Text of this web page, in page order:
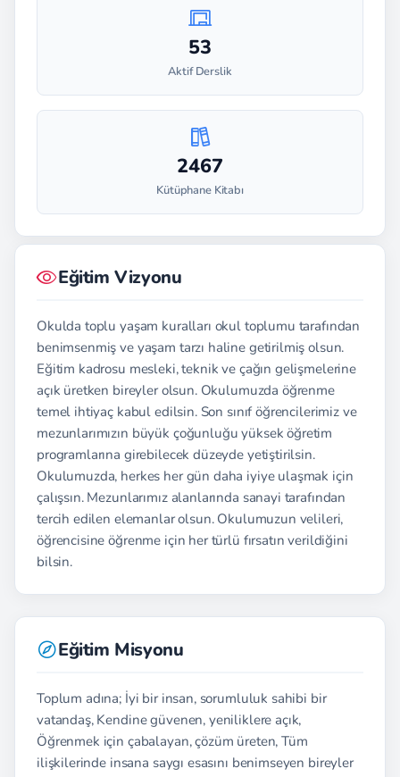
53
Aktif Derslik
2467
Kütüphane Kitabı
Eğitim Vizyonu
Okulda toplu yaşam kuralları okul toplumu tarafından
benimsenmiş ve yaşam tarzı haline getirilmiş olsun.
Eğitim kadrosu mesleki, teknik ve çağın gelişmelerine
açık üretken bireyler olsun. Okulumuzda öğrenme
temel ihtiyaç kabul edilsin. Son sınıf öğrencilerimiz ve
mezunlarımızın büyük çoğunluğu yüksek öğretim
programlarına girebilecek düzeyde yetiştirilsin.
Okulumuzda, herkes her gün daha iyiye ulaşmak için
çalışsın. Mezunlarımız alanlarında sanayi tarafından
tercih edilen elemanlar olsun. Okulumuzun velileri,
öğrencisine öğrenme için her türlü fırsatın verildiğini
bilsin.
Eğitim Misyonu
Toplum adına; İyi bir insan, sorumluluk sahibi bir
vatandaş, Kendine güvenen, yeniliklere açık,
Öğrenmek için çabalayan, çözüm üreten, Tüm
ilişkilerinde insana saygı esasını benimseyen bireyler